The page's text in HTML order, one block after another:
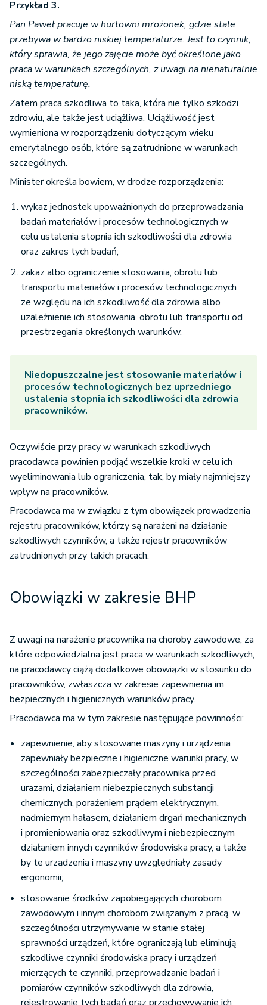
Przykład 3.
Pan Paweł pracuje w hurtowni mrożonek, gdzie stale
przebywa w bardzo niskiej temperaturze. Jest to czynnik,
który sprawia, że jego zajęcie może być określone jako
praca w warunkach szczególnych, z uwagi na nienaturalnie
niską temperaturę.
Zatem praca szkodliwa to taka, która nie tylko szkodzi
zdrowiu, ale także jest uciążliwa. Uciążliwość jest
wymieniona w rozporządzeniu dotyczącym wieku
emerytalnego osób, które są zatrudnione w warunkach
szczególnych.
Minister określa bowiem, w drodze rozporządzenia:
wykaz jednostek upoważnionych do przeprowadzania
badań materiałów i procesów technologicznych w
celu ustalenia stopnia ich szkodliwości dla zdrowia
oraz zakres tych badań;
zakaz albo ograniczenie stosowania, obrotu lub
transportu materiałów i procesów technologicznych
ze względu na ich szkodliwość dla zdrowia albo
uzależnienie ich stosowania, obrotu lub transportu od
przestrzegania określonych warunków.
Niedopuszczalne jest stosowanie materiałów i
procesów technologicznych bez uprzedniego
ustalenia stopnia ich szkodliwości dla zdrowia
pracowników.
Oczywiście przy pracy w warunkach szkodliwych
pracodawca powinien podjąć wszelkie kroki w celu ich
wyeliminowania lub ograniczenia, tak, by miały najmniejszy
wpływ na pracowników.
Pracodawca ma w związku z tym obowiązek prowadzenia
rejestru pracowników, którzy są narażeni na działanie
szkodliwych czynników, a także rejestr pracowników
zatrudnionych przy takich pracach.
Obowiązki w zakresie BHP
Z uwagi na narażenie pracownika na choroby zawodowe, za
które odpowiedzialna jest praca w warunkach szkodliwych,
na pracodawcy ciążą dodatkowe obowiązki w stosunku do
pracowników, zwłaszcza w zakresie zapewnienia im
bezpiecznych i higienicznych warunków pracy.
Pracodawca ma w tym zakresie następujące powinności:
zapewnienie, aby stosowane maszyny i urządzenia
zapewniały bezpieczne i higieniczne warunki pracy, w
szczególności zabezpieczały pracownika przed
urazami, działaniem niebezpiecznych substancji
chemicznych, porażeniem prądem elektrycznym,
nadmiernym hałasem, działaniem drgań mechanicznych
i promieniowania oraz szkodliwym i niebezpiecznym
działaniem innych czynników środowiska pracy, a także
by te urządzenia i maszyny uwzględniały zasady
ergonomii;
stosowanie środków zapobiegających chorobom
zawodowym i innym chorobom związanym z pracą, w
szczególności utrzymywanie w stanie stałej
sprawności urządzeń, które ograniczają lub eliminują
szkodliwe czynniki środowiska pracy i urządzeń
mierzących te czynniki, przeprowadzanie badań i
pomiarów czynników szkodliwych dla zdrowia,